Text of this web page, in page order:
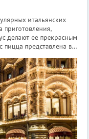
итальянских
приготовления,
делают ее прекрасным
пицца представлена в